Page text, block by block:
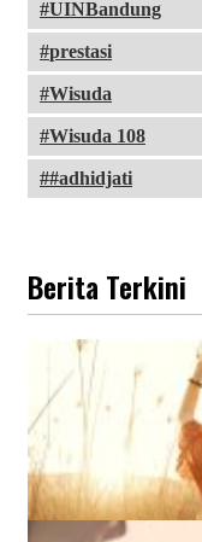
UINBandung
prestasi
Wisuda
Wisuda 108
#adhidjati
Berita Terkini